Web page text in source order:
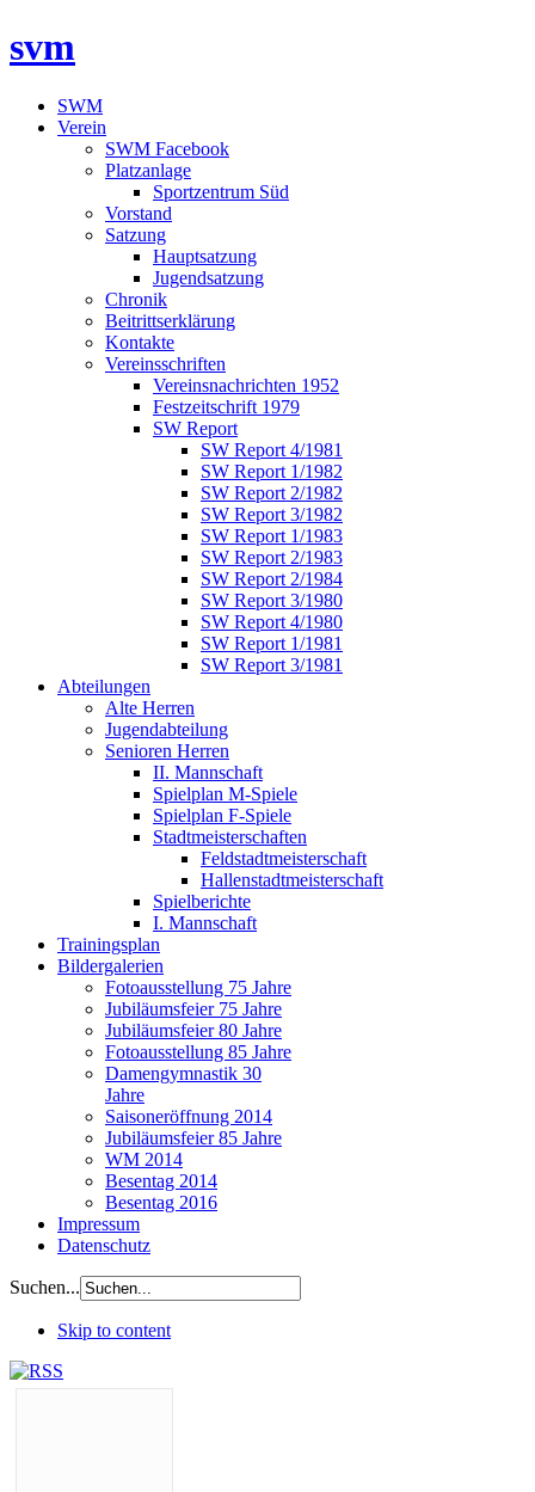
svm
SWM
Verein
SWM Facebook
Platzanlage
Sportzentrum Süd
Vorstand
Satzung
Hauptsatzung
Jugendsatzung
Chronik
Beitrittserklärung
Kontakte
Vereinsschriften
Vereinsnachrichten 1952
Festzeitschrift 1979
SW Report
SW Report 4/1981
SW Report 1/1982
SW Report 2/1982
SW Report 3/1982
SW Report 1/1983
SW Report 2/1983
SW Report 2/1984
SW Report 3/1980
SW Report 4/1980
SW Report 1/1981
SW Report 3/1981
Abteilungen
Alte Herren
Jugendabteilung
Senioren Herren
II. Mannschaft
Spielplan M-Spiele
Spielplan F-Spiele
Stadtmeisterschaften
Feldstadtmeisterschaft
Hallenstadtmeisterschaft
Spielberichte
I. Mannschaft
Trainingsplan
Bildergalerien
Fotoausstellung 75 Jahre
Jubiläumsfeier 75 Jahre
Jubiläumsfeier 80 Jahre
Fotoausstellung 85 Jahre
Damengymnastik 30
Jahre
Saisoneröffnung 2014
Jubiläumsfeier 85 Jahre
WM 2014
Besentag 2014
Besentag 2016
Impressum
Datenschutz
Suchen...
Skip to content